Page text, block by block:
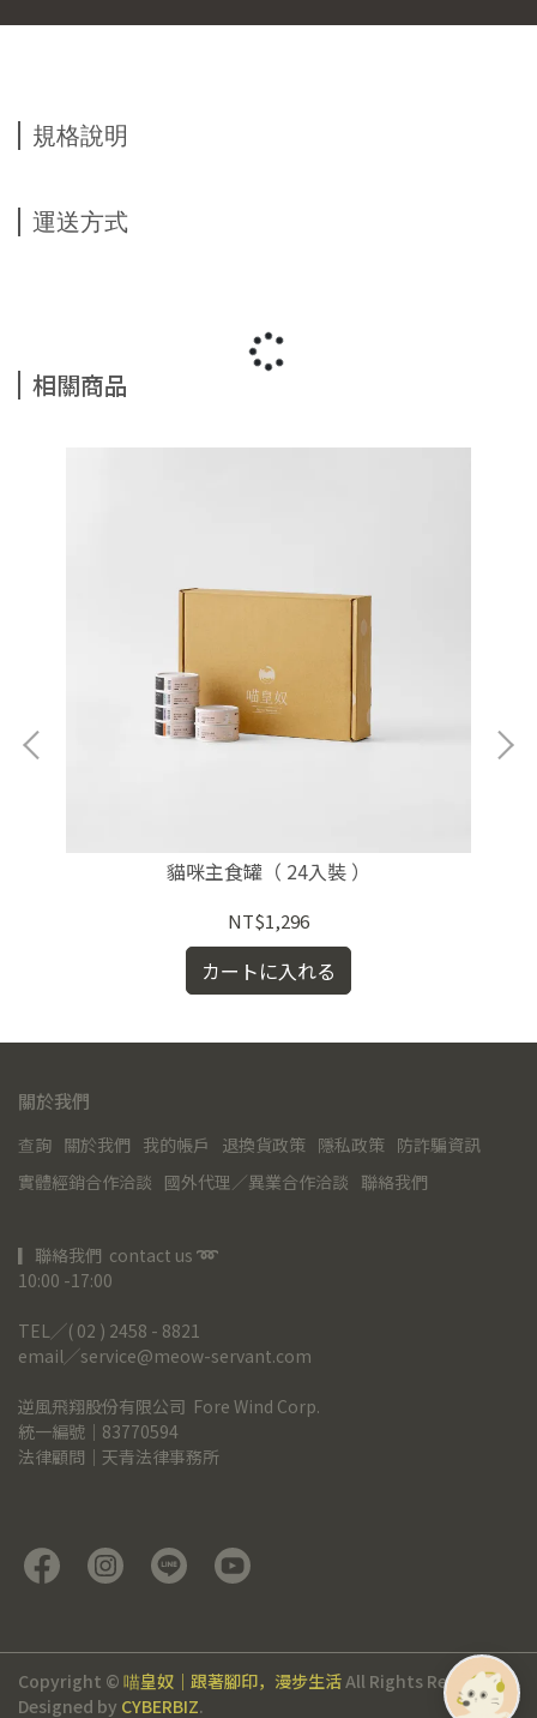
規格說明
運送方式
相關商品
貓咪主食罐（ 24入裝 ）
NT$1,296
カートに入れる
關於我們
查詢 關於我們 我的帳戶 退換貨政策 隱私政策 防詐騙資訊
實體經銷合作洽談 國外代理／異業合作洽談 聯絡我們
▎聯絡我們  contact us ➿
10:00 -17:00
TEL╱( 02 ) 2458 - 8821
email╱service@meow-servant.com
逆風飛翔股份有限公司  Fore Wind Corp.
統一編號｜83770594
法律顧問｜天青法律事務所
Copyright © 喵皇奴｜跟著腳印，漫步生活All Rights Reserved.
Designed by CYBERBIZ.